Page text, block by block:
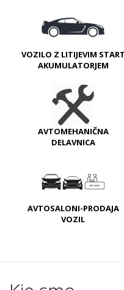
VOZILO Z LITIJEVIM START
AKUMULATORJEM
AVTOMEHANIČNA
DELAVNICA
AVTOSALONI-PRODAJA
VOZIL